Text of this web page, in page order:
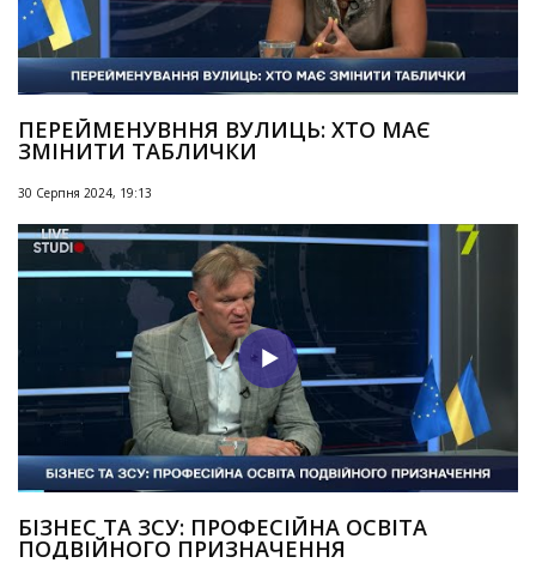
ПЕРЕЙМЕНУВННЯ ВУЛИЦЬ: ХТО МАЄ
ЗМІНИТИ ТАБЛИЧКИ
30 Серпня 2024, 19:13
БІЗНЕС ТА ЗСУ: ПРОФЕСІЙНА ОСВІТА
ПОДВІЙНОГО ПРИЗНАЧЕННЯ